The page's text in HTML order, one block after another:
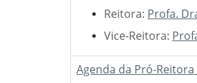
Reitora: Profa.
Vice-Reitora:
Agenda da Pró-